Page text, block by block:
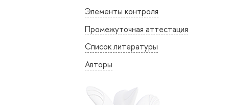
Элементы контроля
Промежуточная аттестация
Список литературы
Авторы